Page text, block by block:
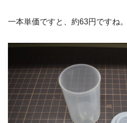
一本単価ですと、約63円ですね。